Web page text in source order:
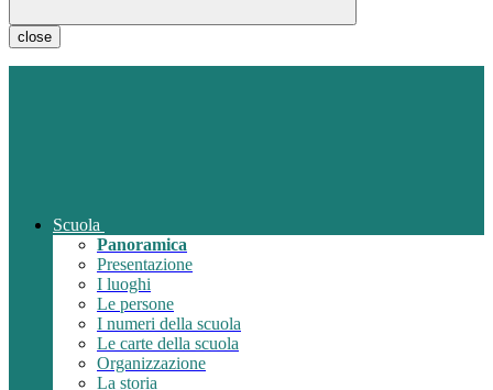
close
Scuola
Panoramica
Presentazione
I luoghi
Le persone
I numeri della scuola
Le carte della scuola
Organizzazione
La storia